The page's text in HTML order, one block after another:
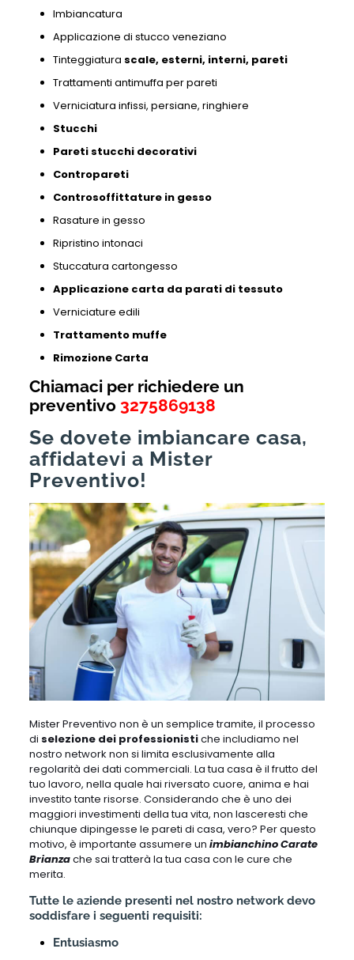
Imbiancatura
Applicazione di stucco veneziano
Tinteggiatura scale, esterni, interni, pareti
Trattamenti antimuffa per pareti
Verniciatura infissi, persiane, ringhiere
Stucchi
Pareti stucchi decorativi
Contropareti
Controsoffittature in gesso
Rasature in gesso
Ripristino intonaci
Stuccatura cartongesso
Applicazione carta da parati di tessuto
Verniciature edili
Trattamento muffe
Rimozione Carta
Chiamaci per richiedere un
preventivo 3275869138
Se dovete imbiancare casa,
affidatevi a Mister
Preventivo!
Mister Preventivo non è un semplice tramite, il processo
di selezione dei professionistiche includiamo nel
nostro network non si limita esclusivamente alla
regolarità dei dati commerciali. La tua casa è il frutto del
tuo lavoro, nella quale hai riversato cuore, anima e hai
investito tante risorse. Considerando che è uno dei
maggiori investimenti della tua vita, non lasceresti che
chiunque dipingesse le pareti di casa, vero? Per questo
motivo, è importante assumere un imbianchino Carate
Brianzache sai tratterà la tua casa con le cure che
merita.
Tutte le aziende presenti nel nostro network devo
soddisfare i seguenti requisiti:
Entusiasmo